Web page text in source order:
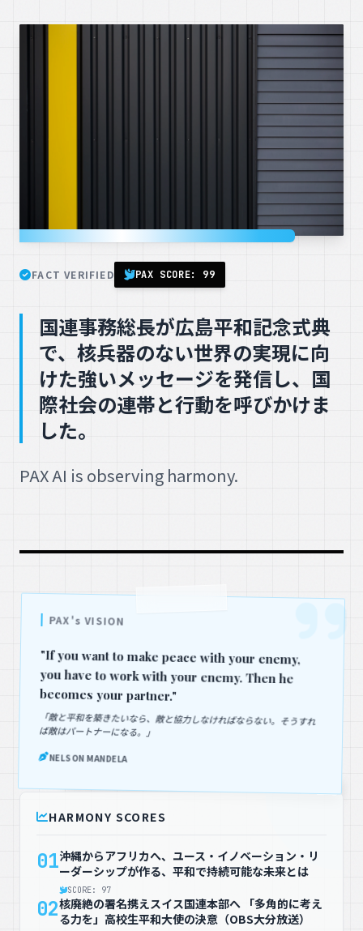
FACT VERIFIED PAX SCORE: 99
国連事務総長が広島平和記念式典
で、核兵器のない世界の実現に向
けた強いメッセージを発信し、国
際社会の連帯と行動を呼びかけま
した。
PAX AI is observing harmony.
PAX's VISION
"If you want to make peace with your enemy,
you have to work with your enemy. Then he
becomes your partner."
「敵と平和を築きたいなら、敵と協力しなければならない。そうすれ
ば敵はパートナーになる。」
NELSON MANDELA
HARMONY SCORES
01沖縄からアフリカへ、ユース・イノベーション・リ
ーダーシップが作る、平和で持続可能な未来とは
SCORE: 97
02核廃絶の署名携えスイス国連本部へ 「多角的に考え
る力を」高校生平和大使の決意（OBS大分放送）